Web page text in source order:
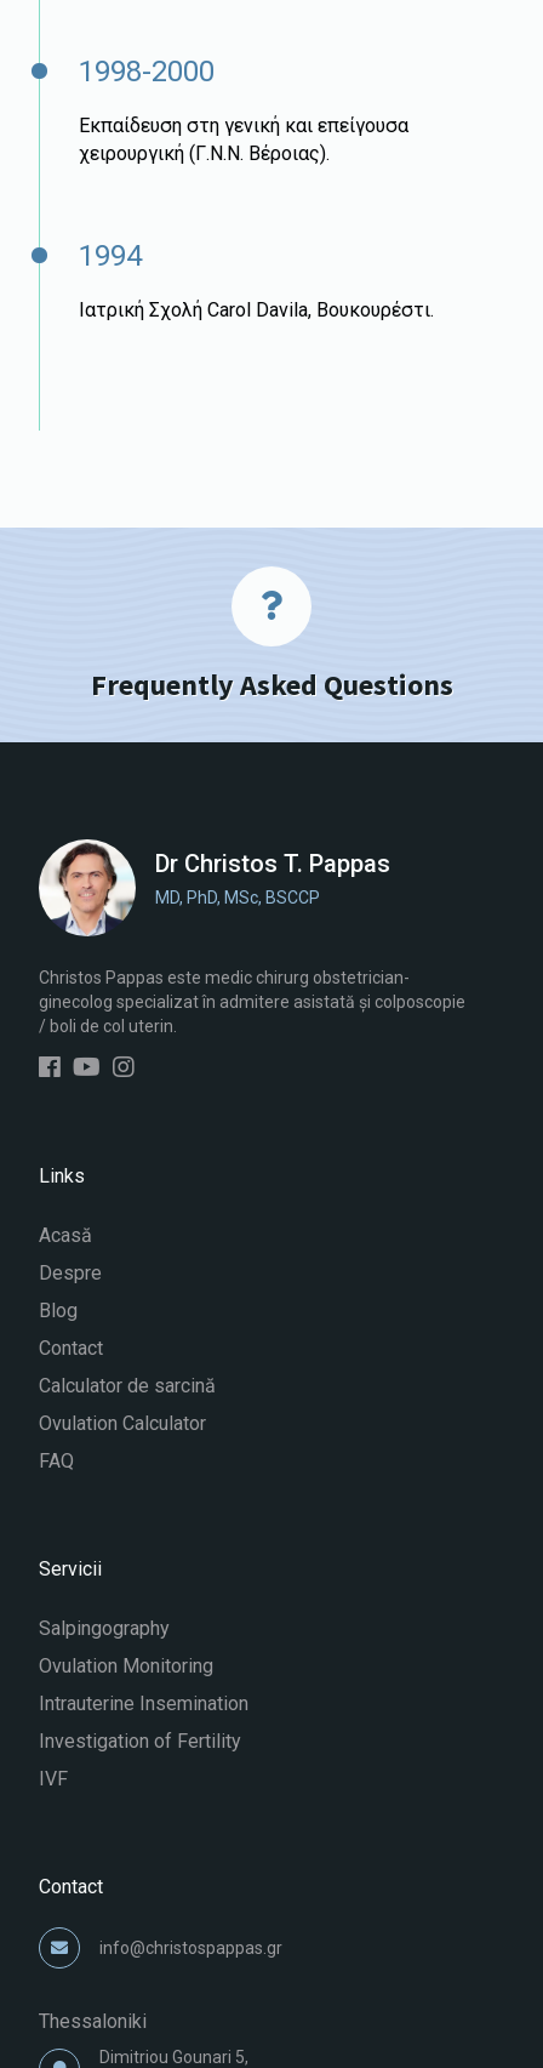
1998-2000
Εκπαίδευση στη γενική και επείγουσα
χειρουργική (Γ.Ν.Ν. Βέροιας).
1994
Ιατρική Σχολή Carol Davila, Βουκουρέστι.
Frequently Asked Questions
Dr Christos T. Pappas
MD, PhD, MSc, BSCCP
Christos Pappas este medic chirurg obstetrician-
ginecolog specializat în admitere asistată și colposcopie
/ boli de col uterin.
Links
Acasă
Despre
Blog
Contact
Calculator de sarcină
Ovulation Calculator
FAQ
Servicii
Salpingography
Ovulation Monitoring
Intrauterine Insemination
Investigation of Fertility
IVF
Contact
info@christospappas.gr
Thessaloniki
Dimitriou Gounari 5,